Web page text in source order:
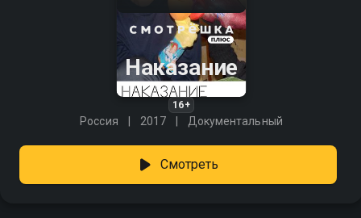
Наказание
16+
Россия 2017 Документальный
Смотреть